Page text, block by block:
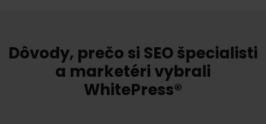
Dôvody, prečo si SEO špecialisti
a marketéri vybrali
WhitePress®